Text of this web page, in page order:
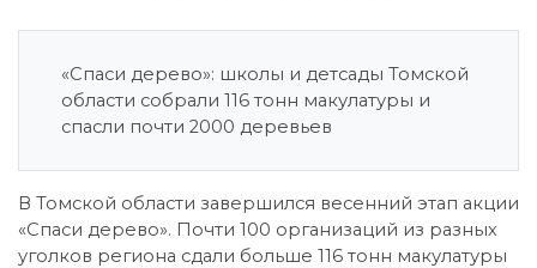
«Спаси дерево»: школы и детсады Томской
области собрали 116 тонн макулатуры и
спасли почти 2000 деревьев
В Томской области завершился весенний этап акции
«Спаси дерево». Почти 100 организаций из разных
уголков региона сдали больше 116 тонн макулатуры